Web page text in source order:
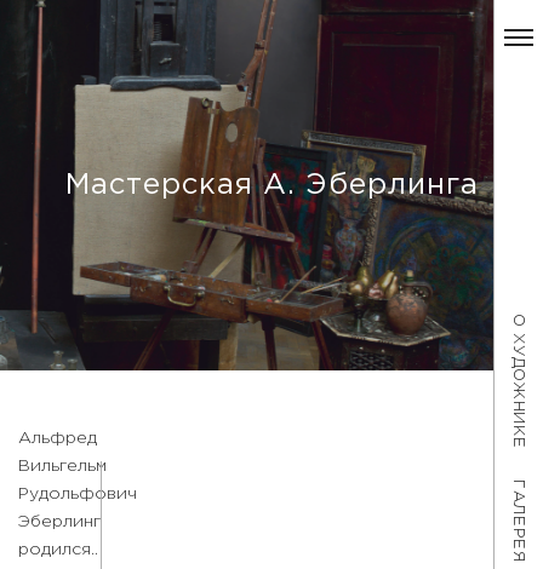
О ХУДОЖНИКЕ
ГАЛЕРЕЯ
Мастерская А. Эберлинга
Альфред
Вильгельм
Рудольфович
Эберлинг
родился..